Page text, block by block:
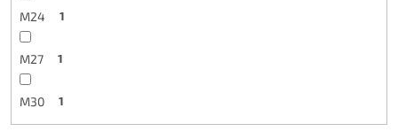
M24 1
M27 1
M30 1